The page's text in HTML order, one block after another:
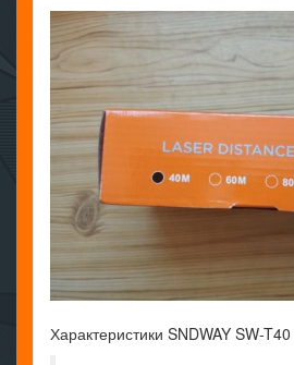
Характеристики SNDWAY SW-T40